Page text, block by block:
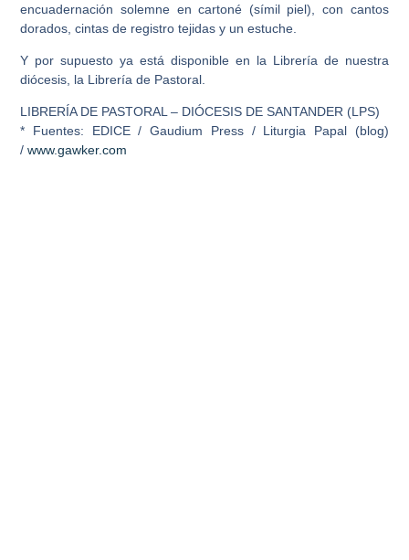
encuadernación solemne en cartoné (símil piel), con cantos
dorados, cintas de registro tejidas y un estuche.
Y por supuesto ya está disponible en la Librería de nuestra
diócesis, la Librería de Pastoral.
LIBRERÍA DE PASTORAL – DIÓCESIS DE SANTANDER (LPS)
* Fuentes: EDICE / Gaudium Press / Liturgia Papal (blog)
/www.gawker.com